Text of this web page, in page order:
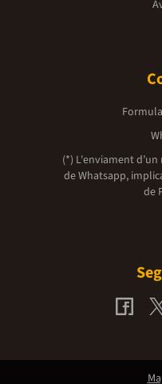
(*) L'enviament
de Whatsapp,
de